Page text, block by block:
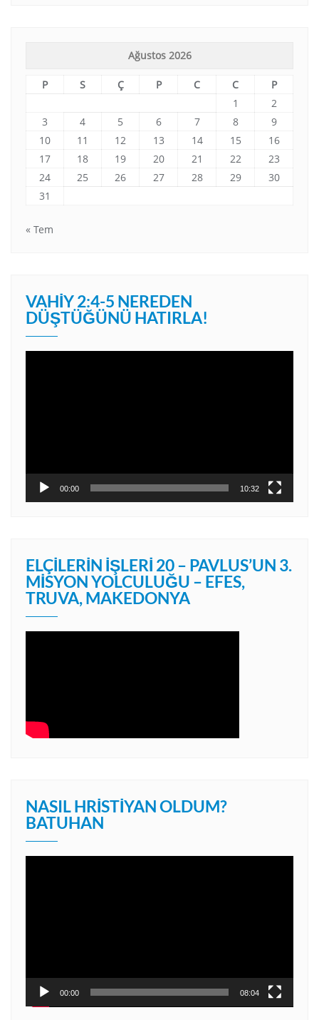
Ağustos 2026
P S Ç P C C
P
1
2
3
4 5 6 7 8
9
10
11 12 13 14 15
16
17
18 19 20 21 22
23
24
25 26 27 28 29
30
31
« Tem
VAHIY 2:4-5 NEREDEN
DÜŞTÜĞÜNÜ HATIRLA!
00:00 10:32
ELÇILERIN İŞLERI 20 – PAVLUS’UN 3.
MISYON YOLCULUĞU – EFES,
TRUVA, MAKEDONYA
NASIL HRISTIYAN OLDUM?
BATUHAN
00:00 08:04